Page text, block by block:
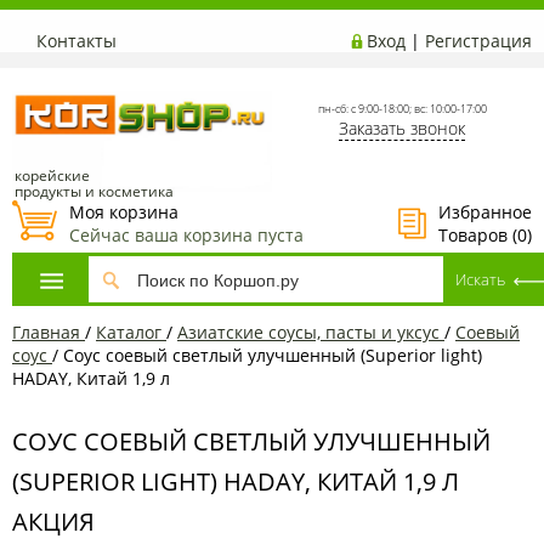
Контакты Вход | Регистрация
корейские
продукты и косметика
пн-сб: с 9:00-18:00; вс: 10:00-17:00
Заказать звонок
Избранное
Товаров (0)
Моя корзина
Сейчас ваша корзина пуста
Главная / Каталог / Азиатские соусы, пасты и уксус / Соевый
соус / Соус соевый светлый улучшенный (Superior light)
HADAY, Китай 1,9 л
СОУС СОЕВЫЙ СВЕТЛЫЙ УЛУЧШЕННЫЙ
(SUPERIOR LIGHT) HADAY, КИТАЙ 1,9 Л
АКЦИЯ